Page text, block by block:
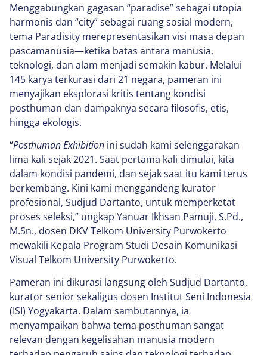
Menggabungkan gagasan “paradise” sebagai utopia
harmonis dan “city” sebagai ruang sosial modern,
tema Paradisity merepresentasikan visi masa depan
pascamanusia—ketika batas antara manusia,
teknologi, dan alam menjadi semakin kabur. Melalui
145 karya terkurasi dari 21 negara, pameran ini
menyajikan eksplorasi kritis tentang kondisi
posthuman dan dampaknya secara filosofis, etis,
hingga ekologis.
“Posthuman Exhibition ini sudah kami selenggarakan
lima kali sejak 2021. Saat pertama kali dimulai, kita
dalam kondisi pandemi, dan sejak saat itu kami terus
berkembang. Kini kami menggandeng kurator
profesional, Sudjud Dartanto, untuk memperketat
proses seleksi,” ungkap Yanuar Ikhsan Pamuji, S.Pd.,
M.Sn., dosen DKV Telkom University Purwokerto
mewakili Kepala Program Studi Desain Komunikasi
Visual Telkom University Purwokerto.
Pameran ini dikurasi langsung oleh Sudjud Dartanto,
kurator senior sekaligus dosen Institut Seni Indonesia
(ISI) Yogyakarta. Dalam sambutannya, ia
menyampaikan bahwa tema posthuman sangat
relevan dengan kegelisahan manusia modern